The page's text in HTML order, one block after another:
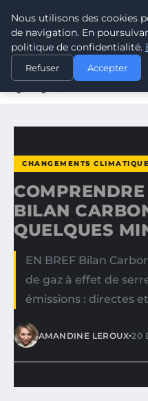
CLIMATE
ACCUEIL
CHANGEMENTS
COMPRENDRE LE
CHANGEMENTS
BILAN
QUELQUES
EN BREF Bilan
de gaz à effet de
émissions : directes
AMANDINE LEROUX•20
Nous utilisons des cookies
de navigation. En
politique de confidentialité.
Refuser Accepter